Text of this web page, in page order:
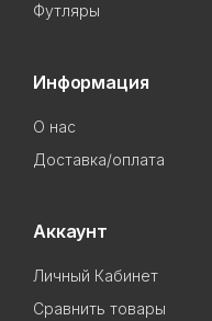
Футляры
Информация
О нас
Доставка/оплата
Аккаунт
Личный Кабинет
Сравнить товары